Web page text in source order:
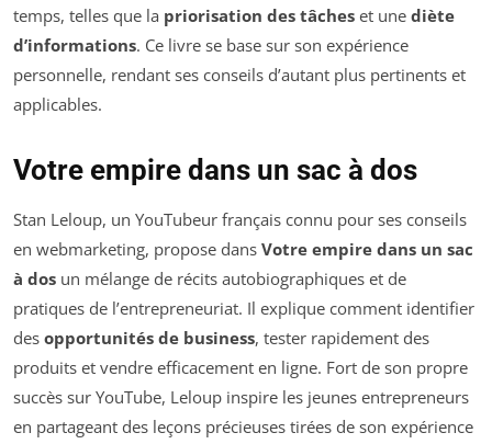
temps, telles que la priorisation des tâches et une diète
d’informations. Ce livre se base sur son expérience
personnelle, rendant ses conseils d’autant plus pertinents et
applicables.
Votre empire dans un sac à dos
Stan Leloup, un YouTubeur français connu pour ses conseils
en webmarketing, propose dans Votre empire dans un sac
à dos un mélange de récits autobiographiques et de
pratiques de l’entrepreneuriat. Il explique comment identifier
des opportunités de business, tester rapidement des
produits et vendre efficacement en ligne. Fort de son propre
succès sur YouTube, Leloup inspire les jeunes entrepreneurs
en partageant des leçons précieuses tirées de son expérience